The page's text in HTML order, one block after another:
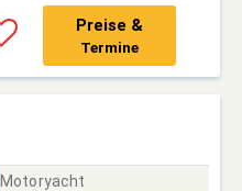
Preise &
Termine
Motoryacht